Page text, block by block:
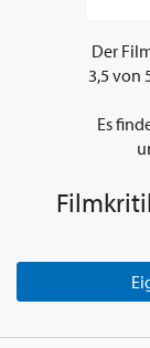
Der
3,5von
Es